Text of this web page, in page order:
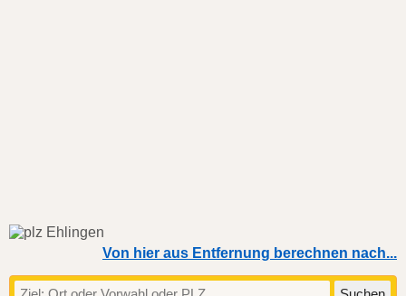
Von hier aus Entfernung berechnen nach...